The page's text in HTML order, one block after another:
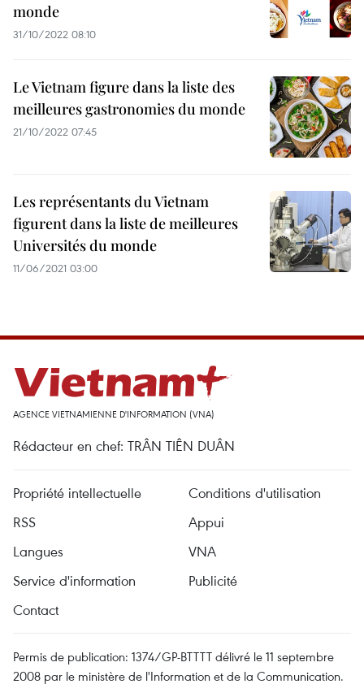
monde
31/10/2022 08:10
Le Vietnam figure dans la liste des
meilleures gastronomies du monde
21/10/2022 07:45
Les représentants du Vietnam
figurent dans la liste de meilleures
Universités du monde
11/06/2021 03:00
AGENCE VIETNAMIENNE D'INFORMATION (VNA)
Rédacteur en chef: TRÂN TIÊN DUÂN
Propriété intellectuelle
Conditions d'utilisation
RSS
Appui
Langues
VNA
Service d'information
Publicité
Contact
Permis de publication: 1374/GP-BTTTT délivré le 11 septembre
2008 par le ministère de l'Information et de la Communication.